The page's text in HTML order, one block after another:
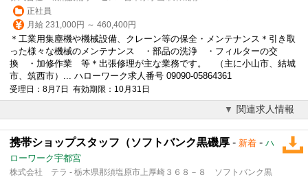
正社員
月給 231,000円 ～ 460,400円
＊工業用集塵機や機械設備、クレーン等の保全・メンテナンス＊引き取
った様々な機械のメンテナンス ・部品の洗浄 ・フィルターの交
換 ・加修作業 等＊出張修理が主な業務です。 （主に小山市、結城
市、筑西市）... ハローワーク求人番号 09090-05864361
受理日：8月7日 有効期限：10月31日
関連求人情報
携帯ショップスタッフ（ソフトバンク黒磯厚 - 新着 - ハ
ローワーク宇都宮
株式会社 テラ - 栃木県那須塩原市上厚崎３６８－８ ソフトバンク黒